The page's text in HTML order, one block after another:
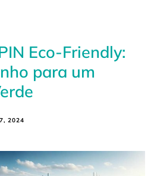
Eco-Friendly:
para um
2024